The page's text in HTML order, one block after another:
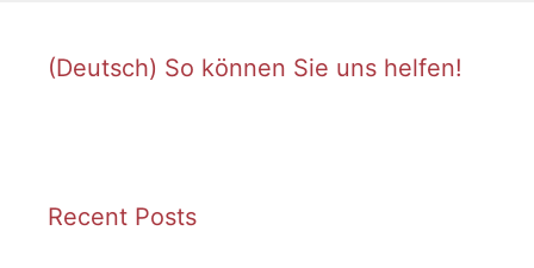
(Deutsch) So können Sie uns helfen!
Recent Posts